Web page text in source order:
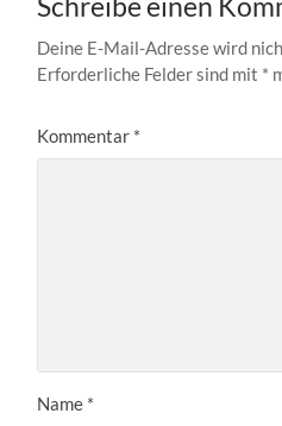
Schreibe einen
Deine E-Mail-Adresse wird
Erforderliche Felder sind mit *
Kommentar *
Name *